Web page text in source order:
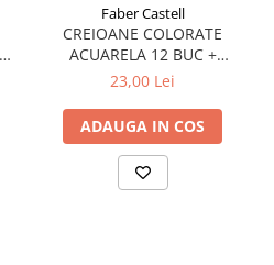
Faber Castell
CREIOANE COLORATE
ACUARELA 12 BUC +
PENSULA FABER-CASTELL
23,00 Lei
ADAUGA IN COS